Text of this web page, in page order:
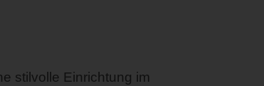
stilvolle Einrichtung im